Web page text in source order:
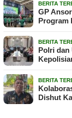
BERITA
GP
Program
BERITA
Polri dan
BERITA
Dishut